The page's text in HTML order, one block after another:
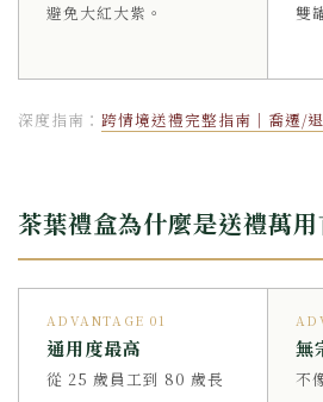
避免大紅大紫。
雙
深度指南： 跨情境送禮完整指南｜喬遷/
茶葉禮盒為什麼是送禮萬
ADVANTAGE 01
通用度最高
從 25 歲員工到 80 歲長
無
不